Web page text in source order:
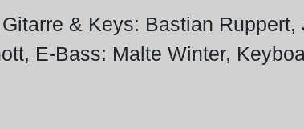
& Keys: Bastian Ruppert,
E-Bass: Malte Winter,